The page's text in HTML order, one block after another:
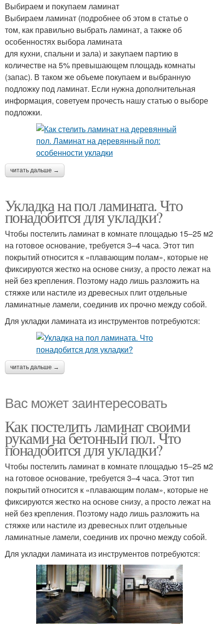
Выбираем и покупаем ламинат
Выбираем ламинат (подробнее об этом в статье о
том, как правильно выбрать ламинат, а также об
особенностях выбора ламината
для кухни, спальни и зала) и закупаем партию в
количестве на 5% превышающем площадь комнаты
(запас). В таком же объеме покупаем и выбранную
подложку под ламинат. Если нужна дополнительная
информация, советуем прочесть нашу статью о выборе
подложки.
читать дальше →
Укладка на пол ламината. Что
понадобится для укладки?
Чтобы постелить ламинат в комнате площадью 15–25 м2
на готовое основание, требуется 3–4 часа. Этот тип
покрытий относится к «плавающим полам», которые не
фиксируются жестко на основе снизу, а просто лежат на
ней без крепления. Поэтому надо лишь разложить на
стяжке или настиле из древесных плит отдельные
ламинатные ламели, соединив их прочно между собой.
Для укладки ламината из инструментов потребуются:
читать дальше →
Вас может заинтересовать
Как постелить ламинат своими
руками на бетонный пол. Что
понадобится для укладки?
Чтобы постелить ламинат в комнате площадью 15–25 м2
на готовое основание, требуется 3–4 часа. Этот тип
покрытий относится к «плавающим полам», которые не
фиксируются жестко на основе снизу, а просто лежат на
ней без крепления. Поэтому надо лишь разложить на
стяжке или настиле из древесных плит отдельные
ламинатные ламели, соединив их прочно между собой.
Для укладки ламината из инструментов потребуются: